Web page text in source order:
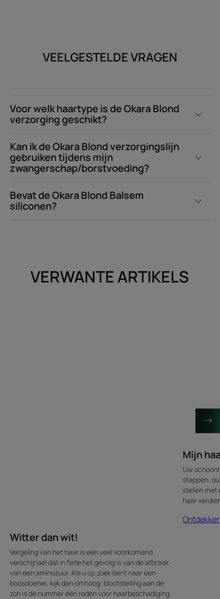
VEELGESTELDE VRAGEN
Voor welk haartype is de Okara Blond
verzorging geschikt?
Kan ik de Okara Blond verzorgingslijn
gebruiken tijdens mijn
zwangerschap/borstvoeding?
Bevat de Okara Blond Balsem
siliconen?
VERWANTE ARTIKELS
Witter dan wit!
Vergeling van het haar is een veel voorkomend
verschijnsel dat in feite het gevolg is van de afbraak
van een aminozuur. Als u op zoek bent naar een
boosdoener, kijk dan omhoog: blootstelling aan de
zon is de nummer één reden voor haarbeschadiging.
Mijn
Uw
stappen,
stellen met
haar